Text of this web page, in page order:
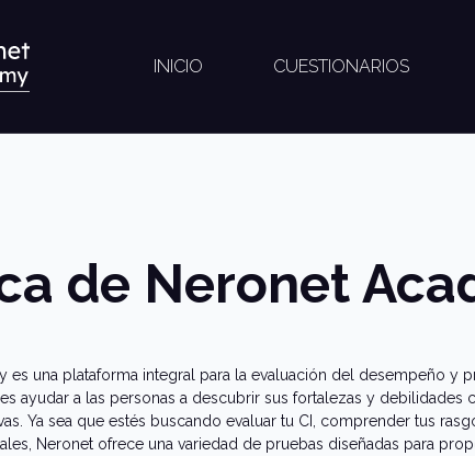
INICIO CUESTIONARIOS
de Neronet
es una plataforma integral para la evaluación del desempeño y
ayudar a las personas a descubrir sus fortalezas y debilidades
Ya sea que estés buscando evaluar tu CI, comprender tus
Neronet ofrece una variedad de pruebas diseñadas para